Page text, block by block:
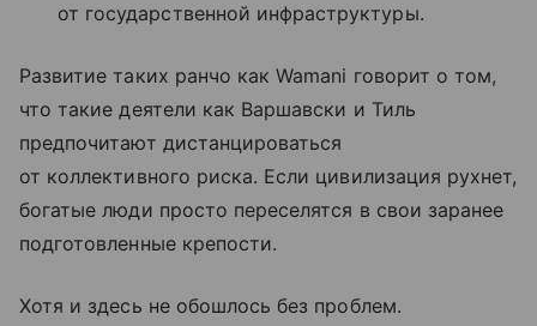
от государственной инфраструктуры.
Развитие таких ранчо как Wamani говорит о том,
что такие деятели как Варшавски и Тиль
предпочитают дистанцироваться
от коллективного риска. Если цивилизация рухнет,
богатые люди просто переселятся в свои заранее
подготовленные крепости.
Хотя и здесь не обошлось без проблем.